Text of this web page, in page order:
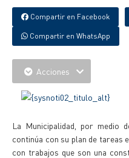
Compartir en Facebook
Compartir en WhatsApp
Acciones
La Municipalidad, por medio
continúa con su plan de tareas
con trabajos que son una